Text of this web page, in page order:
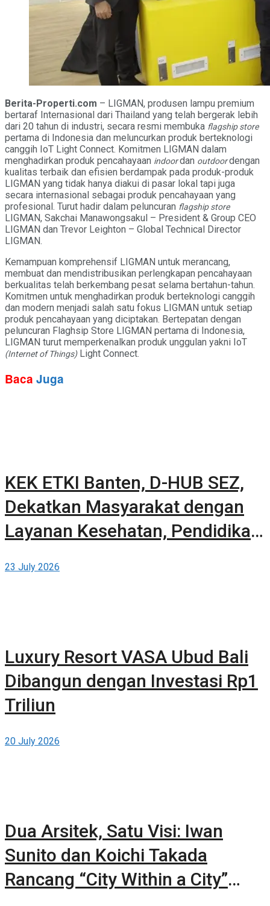
Berita-Properti.com – LIGMAN, produsen lampu premium
bertaraf Internasional dari Thailand yang telah bergerak lebih
dari 20 tahun di industri, secara resmi membuka flagship store
pertama di Indonesia dan meluncurkan produk berteknologi
canggih IoT Light Connect. Komitmen LIGMAN dalam
menghadirkan produk pencahayaan indoordan outdoordengan
kualitas terbaik dan efisien berdampak pada produk-produk
LIGMAN yang tidak hanya diakui di pasar lokal tapi juga
secara internasional sebagai produk pencahayaan yang
profesional. Turut hadir dalam peluncuran flagship store
LIGMAN, Sakchai Manawongsakul – President & Group CEO
LIGMAN dan Trevor Leighton – Global Technical Director
LIGMAN.
Kemampuan komprehensif LIGMAN untuk merancang,
membuat dan mendistribusikan perlengkapan pencahayaan
berkualitas telah berkembang pesat selama bertahun-tahun.
Komitmen untuk menghadirkan produk berteknologi canggih
dan modern menjadi salah satu fokus LIGMAN untuk setiap
produk pencahayaan yang diciptakan. Bertepatan dengan
peluncuran Flaghsip Store LIGMAN pertama di Indonesia,
LIGMAN turut memperkenalkan produk unggulan yakni IoT
(Internet of Things)Light Connect.
Baca Juga
KEK ETKI Banten, D-HUB SEZ,
Dekatkan Masyarakat dengan
Layanan Kesehatan, Pendidikan,
BSD City
23 July 2026
Luxury Resort VASA Ubud Bali
Dibangun dengan Investasi Rp1
Triliun
20 July 2026
Dua Arsitek, Satu Visi: Iwan
Sunito dan Koichi Takada
Rancang “City Within a City”